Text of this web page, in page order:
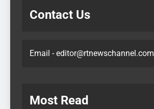
Contact Us
Email - editor@rtnewschannel.com
Most Read